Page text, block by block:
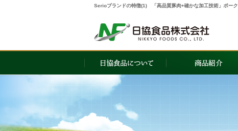
Serioブランドの特徴(1) 「高品質豚肉+確かな加工技術」ポー